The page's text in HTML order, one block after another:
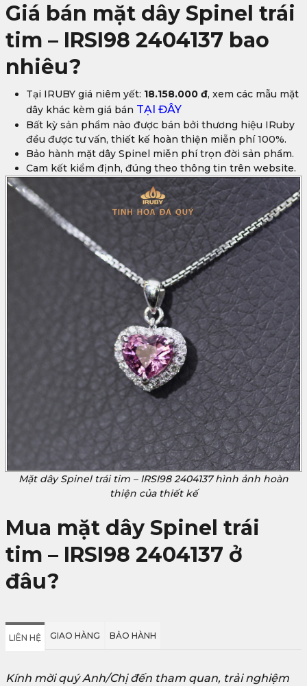
Giá bán mặt dây Spinel trái
tim – IRSI98 2404137 bao
nhiêu?
Tại IRUBY giá niêm yết: 18.158.000 đ, xem các mẫu mặt
dây khác kèm giá bán TẠI ĐÂY
Bất kỳ sản phẩm nào được bán bởi thương hiệu IRuby
đều được tư vấn, thiết kế hoàn thiện miễn phí 100%.
Bảo hành mặt dây Spinel miễn phí trọn đời sản phẩm.
Cam kết kiểm định, đúng theo thông tin trên website.
Mặt dây Spinel trái tim – IRSI98 2404137 hình ảnh hoàn
thiện của thiết kế
Mua mặt dây Spinel trái
tim – IRSI98 2404137 ở
đâu?
LIÊN HỆ GIAO HÀNG BẢO HÀNH
Kính mời quý Anh/Chị đến tham quan, trải nghiệm